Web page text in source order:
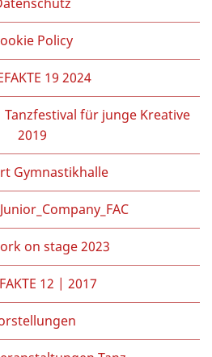
Policy
19 2024
für junge Kreative
2019
Gymnastikhalle
on stage 2023
12 | 2017